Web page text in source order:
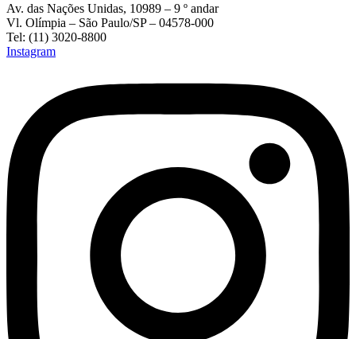
Av. das Nações Unidas, 10989 – 9 º andar
Vl. Olímpia – São Paulo/SP – 04578-000
Tel: (11) 3020-8800
Instagram